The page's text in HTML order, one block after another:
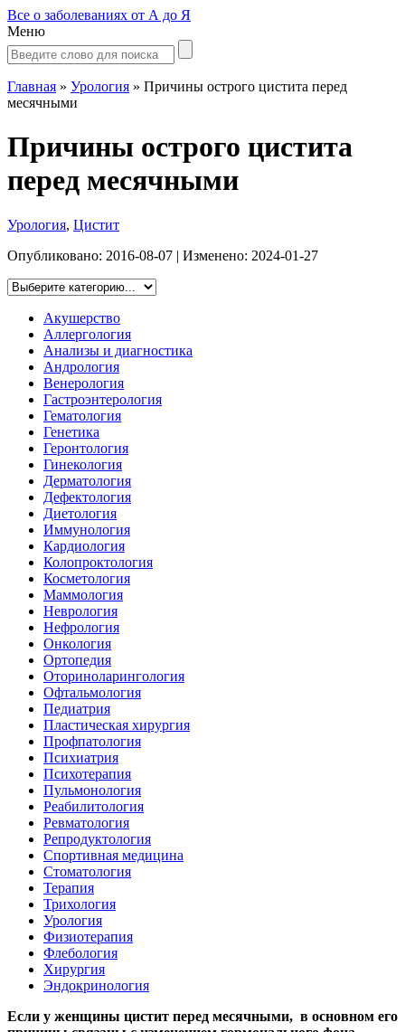
Все о заболеваниях от А до Я
Меню
Главная » Урология » Причины острого цистита перед
месячными
Причины острого цистита
перед месячными
Урология, Цистит
Опубликовано: 2016-08-07 | Изменено: 2024-01-27
Акушерство
Аллергология
Анализы и диагностика
Андрология
Венерология
Гастроэнтерология
Гематология
Генетика
Геронтология
Гинекология
Дерматология
Дефектология
Диетология
Иммунология
Кардиология
Колопроктология
Косметология
Маммология
Неврология
Нефрология
Онкология
Ортопедия
Оториноларингология
Офтальмология
Педиатрия
Пластическая хирургия
Профпатология
Психиатрия
Психотерапия
Пульмонология
Реабилитология
Ревматология
Репродуктология
Спортивная медицина
Стоматология
Терапия
Трихология
Урология
Физиотерапия
Флебология
Хирургия
Эндокринология
Если у женщины цистит перед месячными, в основном его